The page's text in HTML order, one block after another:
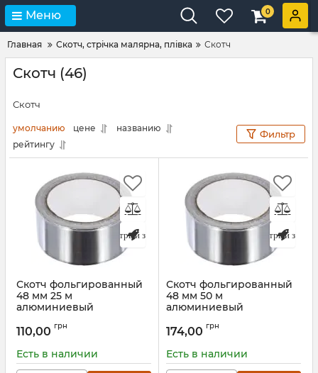
Меню 0
Главная Скотч, стрічка малярна, плівка Скотч
Скотч (46)
Скотч
умолчанию цене
названию
рейтингу
Фильтр
Быстрый заказ
Скотч фольгированный
48 мм 25 м
алюминиевый
110,00 грн
Есть в наличии
Быстрый заказ
Скотч фольгированный
48 мм 50 м
алюминиевый
174,00 грн
Есть в наличии